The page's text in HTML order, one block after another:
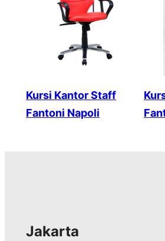
Kursi Kantor Staff
Fantoni Napoli
Jakarta